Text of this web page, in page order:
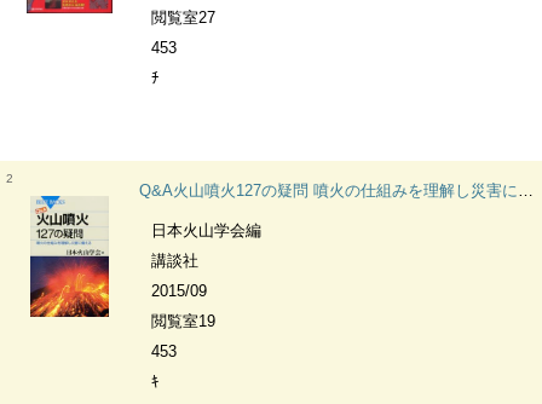
閲覧室27
453
ﾁ
2
Q&A火山噴火127の疑問 噴火の仕組みを理解し災害に備える ブルーバックス
日本火山学会編
講談社
2015/09
閲覧室19
453
ｷ